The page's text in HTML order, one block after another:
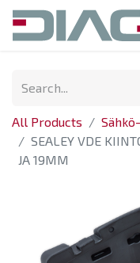
All Products
SEALEY VDE
JA 19MM